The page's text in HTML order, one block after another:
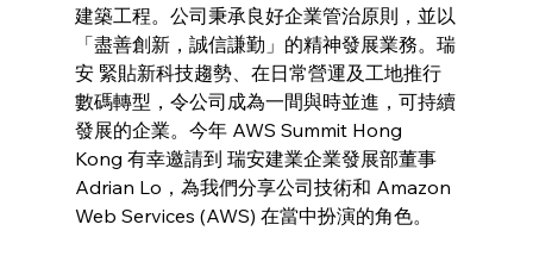
建築工程。公司秉承良好企業管治原則，並以
「盡善創新，誠信謙勤」的精神發展業務。瑞
安 緊貼新科技趨勢、在日常營運及工地推行
數碼轉型，令公司成為一間與時並進，可持續
發展的企業。今年 AWS Summit Hong
Kong 有幸邀請到 瑞安建業企業發展部董事
Adrian Lo，為我們分享公司技術和 Amazon
Web Services (AWS) 在當中扮演的角色。